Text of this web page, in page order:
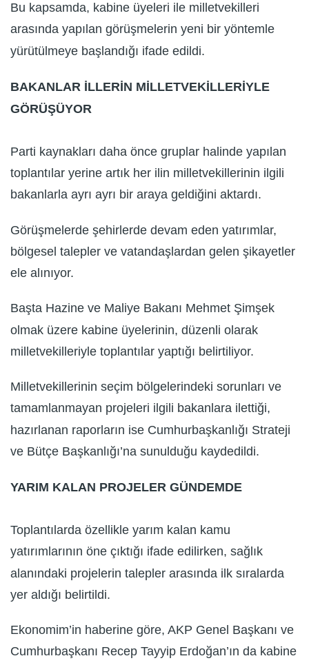
Bu kapsamda, kabine üyeleri ile milletvekilleri
arasında yapılan görüşmelerin yeni bir yöntemle
yürütülmeye başlandığı ifade edildi.
BAKANLAR İLLERİN MİLLETVEKİLLERİYLE
GÖRÜŞÜYOR
Parti kaynakları daha önce gruplar halinde yapılan
toplantılar yerine artık her ilin milletvekillerinin ilgili
bakanlarla ayrı ayrı bir araya geldiğini aktardı.
Görüşmelerde şehirlerde devam eden yatırımlar,
bölgesel talepler ve vatandaşlardan gelen şikayetler
ele alınıyor.
Başta Hazine ve Maliye Bakanı Mehmet Şimşek
olmak üzere kabine üyelerinin, düzenli olarak
milletvekilleriyle toplantılar yaptığı belirtiliyor.
Milletvekillerinin seçim bölgelerindeki sorunları ve
tamamlanmayan projeleri ilgili bakanlara ilettiği,
hazırlanan raporların ise Cumhurbaşkanlığı Strateji
ve Bütçe Başkanlığı’na sunulduğu kaydedildi.
YARIM KALAN PROJELER GÜNDEMDE
Toplantılarda özellikle yarım kalan kamu
yatırımlarının öne çıktığı ifade edilirken, sağlık
alanındaki projelerin talepler arasında ilk sıralarda
yer aldığı belirtildi.
Ekonomim’in haberine göre, AKP Genel Başkanı ve
Cumhurbaşkanı Recep Tayyip Erdoğan’ın da kabine